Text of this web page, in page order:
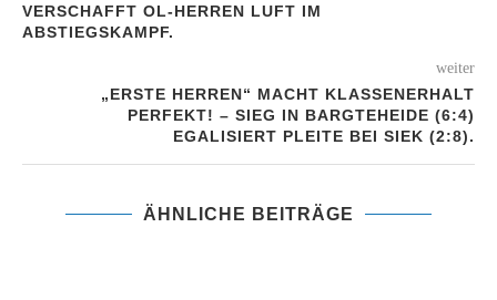
VERSCHAFFT OL-HERREN LUFT IM
ABSTIEGSKAMPF.
weiter
„ERSTE HERREN“ MACHT KLASSENERHALT
PERFEKT! – SIEG IN BARGTEHEIDE (6:4)
EGALISIERT PLEITE BEI SIEK (2:8).
ÄHNLICHE BEITRÄGE